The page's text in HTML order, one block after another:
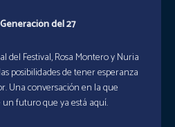
del 27
del Festival, Rosa Montero y Nuria
posibilidades de tener esperanza
Una conversación en la que
futuro que ya está aquí.